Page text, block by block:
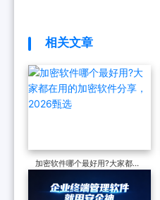
相关文章
加密软件哪个最好用?大家都在